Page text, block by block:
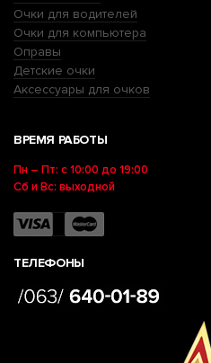
Очки для водителей
Очки для компьютера
Оправы
Детские очки
Аксессуары для очков
ВРЕМЯ РАБОТЫ
Пн – Пт: с 10:00 до 19:00
Сб и Вс: выходной
ТЕЛЕФОНЫ